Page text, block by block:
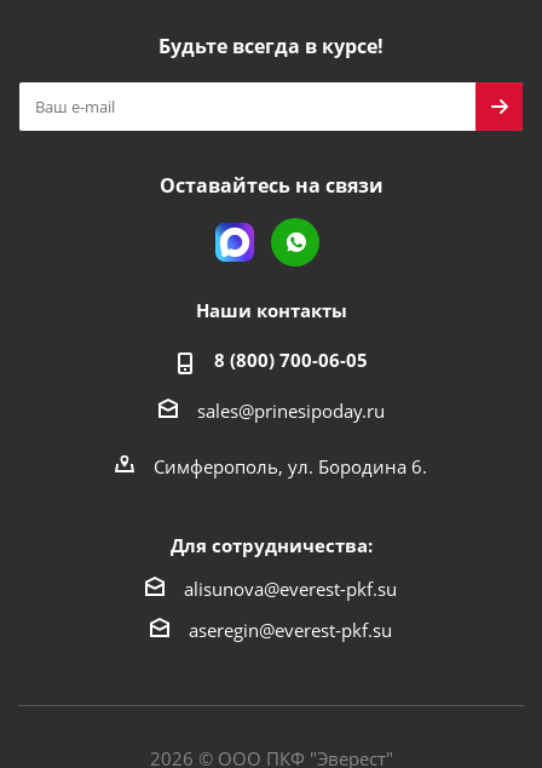
Будьте всегда в курсе!
Оставайтесь на связи
Наши контакты
8 (800) 700-06-05
sales@prinesipoday.ru
Симферополь, ул. Бородина 6.
Для сотрудничества:
alisunova@everest-pkf.su
aseregin@everest-pkf.su
2026 © ООО ПКФ "Эверест"